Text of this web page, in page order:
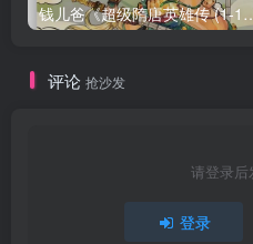
钱儿爸《超级隋唐英
评论 抢沙发
请登录后
登录